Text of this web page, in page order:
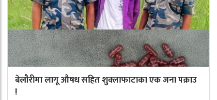
बेलौरीमा लागू औषध सहित शुक्लाफाटाका एक जना पक्राउ
!